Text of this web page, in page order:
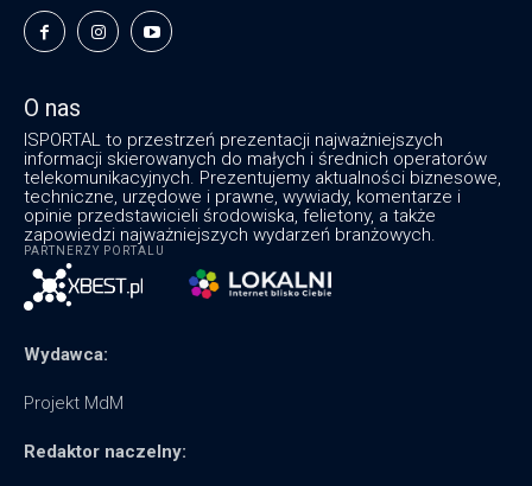
O nas
ISPORTAL to przestrzeń prezentacji najważniejszych
informacji skierowanych do małych i średnich operatorów
telekomunikacyjnych. Prezentujemy aktualności biznesowe,
techniczne, urzędowe i prawne, wywiady, komentarze i
opinie przedstawicieli środowiska, felietony, a także
zapowiedzi najważniejszych wydarzeń branżowych.
PARTNERZY PORTALU
Wydawca:
Projekt MdM
Redaktor naczelny: